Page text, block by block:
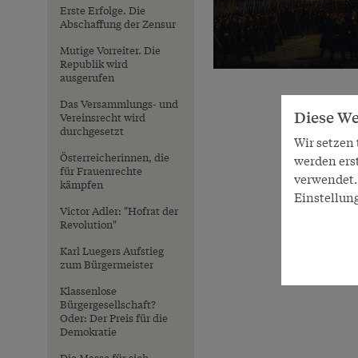
Erste Erfolge. Die
Abschaffung der Zensur
Mutige Vorreiter. Die
Republik wird
ausgerufen
Das Versammlungs- und
Vereinsrecht wird
durchgesetzt
Österreicherinnen, die
für Frauenrechte
kämpfen
Victor Adler: "Hofrat der
Revolution"
Karl Luegers Aufstieg
zum Bürgermeister
Klassenlose
Bürgergesellschaft?
Oder: Der Preis für die
Demokratie
Diese
Wir
werden